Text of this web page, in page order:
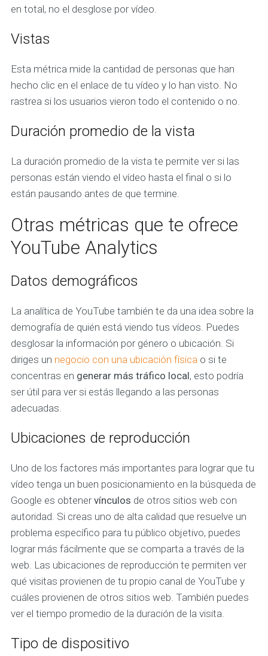
en total, no el desglose por vídeo.
Vistas
Esta métrica mide la cantidad de personas que han
hecho clic en el enlace de tu vídeo y lo han visto. No
rastrea si los usuarios vieron todo el contenido o no.
Duración promedio de la vista
La duración promedio de la vista te permite ver si las
personas están viendo el vídeo hasta el final o si lo
están pausando antes de que termine.
Otras métricas que te ofrece
YouTube Analytics
Datos demográficos
La analítica de YouTube también te da una idea sobre la
demografía de quién está viendo tus vídeos. Puedes
desglosar la información por género o ubicación. Si
diriges un negocio con una ubicación físicao si te
concentras en generar más tráfico local, esto podría
ser útil para ver si estás llegando a las personas
adecuadas.
Ubicaciones de reproducción
Uno de los factores más importantes para lograr que tu
vídeo tenga un buen posicionamiento en la búsqueda de
Google es obtenervínculos de otros sitios web con
autoridad. Si creas uno de alta calidad que resuelve un
problema específico para tu público objetivo, puedes
lograr más fácilmente que se comparta a través de la
web. Las ubicaciones de reproducción te permiten ver
qué visitas provienen de tu propio canal de YouTube y
cuáles provienen de otros sitios web. También puedes
ver el tiempo promedio de la duración de la visita.
Tipo de dispositivo